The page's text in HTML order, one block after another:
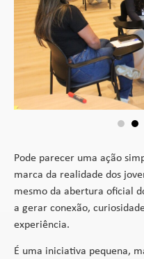
Pode parecer uma ação
marca da realidade dos
mesmo da abertura oficial
a gerar conexão,
experiência.
É uma iniciativa pequena,